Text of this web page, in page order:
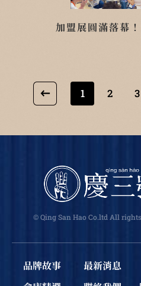
加盟展圓滿落幕！
1 2 3
© Qing San Hao Co.ltd All
品牌故事 最新消息